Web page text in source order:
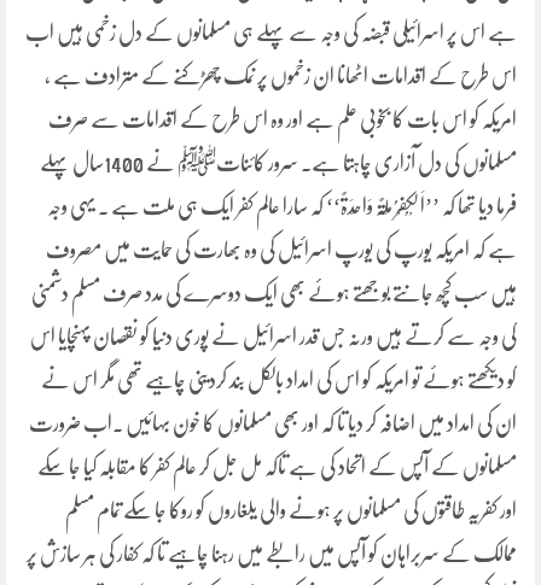
ہے اس پر اسرائیلی قبضہ کی وجہ سے پہلے ہی مسلمانوں کے دل زخمی ہیں اب
اس طرح کے اقدامات اٹھانا ان زخموں پر نمک چھڑکنے کے مترادف ہے ،
امریکہ کو اس بات کا بخوبی علم ہے اور وہ اس طرح کے اقدامات سے صرف
مسلمانوں کی دل آزاری چاہتا ہے۔ سرور کائناتﷺ نے 1400سال پہلے
فرما دیا تھا کہ ’’اَلْکُفْرُ مِلَّۃٌ وَاحِدَۃٌ‘‘ کہ سارا عالم کفر ایک ہی ملت ہے ۔ یہی وجہ
ہے کہ امریکہ یورپ کی یورپ اسرائیل کی وہ بھارت کی حمایت میں مصروف
ہیں سب کچھ جانتے بوجھتے ہوئے بھی ایک دوسرے کی مدد صرف مسلم دشمنی
کی وجہ سے کرتے ہیں ورنہ جس قدر اسرائیل نے پوری دنیا کو نقصان پہنچایا اس
کو دیکھتے ہوئے تو امریکہ کو اس کی امداد بالکل بند کردینی چاہیے تھی مگر اس نے
ان کی امداد میں اضافہ کر دیا تا کہ اور بھی مسلمانوں کا خون بہائیں ۔اب ضرورت
مسلمانوں کے آپس کے اتحاد کی ہے تاکہ مل جل کر عالم کفر کا مقابلہ کیا جا سکے
اور کفریہ طاقتوں کی مسلمانوں پر ہونے والی یلغاروں کو روکا جا سکے تمام مسلم
ممالک کے سربراہان کو آپس میں رابطے میں رہنا چاہیے تا کہ کفار کی ہر سازش پر